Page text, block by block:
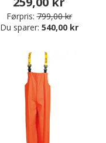
Førpris: 799,00 kr
Du sparer: 540,00 kr